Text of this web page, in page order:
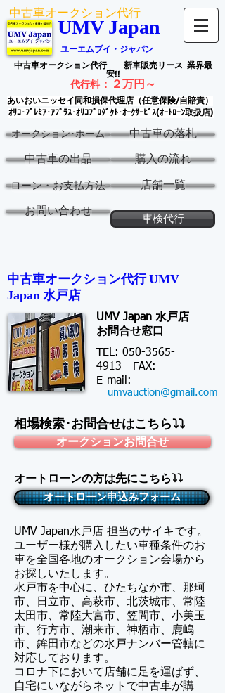
中古車オークション代行
UMV Japan
ユーエムブイ・ジャパン
中古車オークション代行 新車販売リース 業界最
安!!
代行料： ２万円～
あいおいニッセイ同和損保代理店（任意保険/自賠責）
ｵﾘｺ･ﾌﾟﾚﾐｱ･ｱﾌﾟﾗｽ･ｵﾘｺﾌﾟﾛﾀﾞｸﾄ･ｵｰｸｻｰﾋﾞｽ(ｵｰﾄﾛｰﾝ取扱店)
オークション･ホーム 中古車の落札
中古車の出品 購入の流れ
ローン・お支払方法 店舗一覧
お問い合わせ
車検代行
中古車オークション代行 ​UMV
Japan 水戸店
UMV Japan 水戸店
お問合せ窓口
TEL: 050-3565-
4913 FAX:
​E-mail:
umvauction@gmail.com
相場検索･お問合せはこちら⤵⤵
オークションお問合せ
オートローンの方は先にこちら⤵⤵
オートローン申込みフォーム
UMV Japan水戸店 担当のサイキです。
​ユーザー様が購入したい車種条件のお
車を全国各地のオークション会場から
お探しいたします。
水戸市を中心に、ひたちなか市、那珂
市、日立市、高萩市、北茨城市、常陸
太田市、常陸大宮市、笠間市、小美玉
市、行方市、潮来市、神栖市、鹿嶋
市、鉾田市などの水戸ナンバー管轄に
対応しております。
コロナ下において店舗に足を運ばず、
自宅にいながらネットで中古車が購